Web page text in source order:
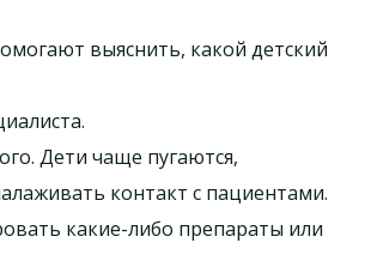
выяснить, какой детский
Дети чаще пугаются,
контакт с пациентами.
какие-либо препараты или